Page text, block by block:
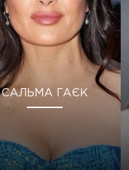
САЛЬМА ГАЄК